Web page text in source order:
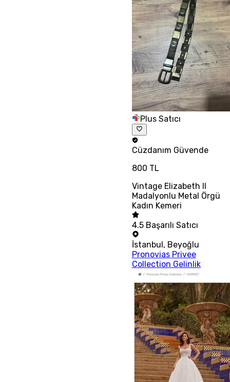
Plus Satıcı
Cüzdanım Güvende
800 TL
Vintage Elizabeth II
Madalyonlu Metal Örgü
Kadın Kemeri
4.5 Başarılı Satıcı
İstanbul, Beyoğlu
Pronovias Privee
Collection Gelinlik